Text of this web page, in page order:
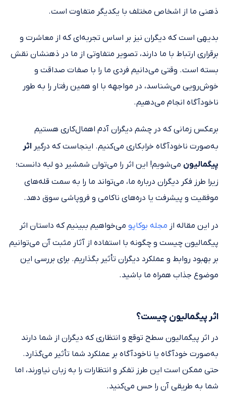
ذهنی ما از اشخاص مختلف با یکدیگر متفاوت است.
بدیهی است که دیگران نیز بر اساس تجربه‌ای که از معاشرت و
برقراری ارتباط با ما دارند، تصویر متفاوتی از ما در ذهنشان نقش
بسته است. وقتی می‌دانیم فردی ما را با صفات صداقت و
خوش‌رویی می‌شناسد، در مواجهه با او همین رفتار را به طور
ناخودآگاه انجام می‌دهیم.
برعکس زمانی که در چشم دیگران آدم اهمال‌کاری هستیم
به‌صورت ناخودآگاه خرابکاری می‌کنیم. اینجاست که درگیر اثر
پیگمالیون می‌شویم! این اثر را می‌توان شمشیر دو لبه دانست؛
زیرا طرز فکر دیگران درباره ما، می‌تواند ما را به سمت قله‌های
موفقیت و پیشرفت یا دره‌های ناکامی و فروپاشی سوق دهد.
در این مقاله از مجله بوکاپو می‌خواهیم ببینیم که داستان اثر
پیگمالیون چیست و چگونه با استفاده از آثار مثبت آن می‌توانیم
بر بهبود روابط و عملکرد دیگران تأثیر بگذاریم. برای بررسی این
موضوع جذاب همراه ما باشید.
اثر پیگمالیون چیست؟
در اثر پیگمالیون سطح توقع و انتظاری که دیگران از شما دارند
به‌صورت خودآگاه یا ناخودآگاه بر عملکرد شما تأثیر می‌گذارد.
حتی ممکن است این طرز تفکر و انتظارات را به زبان نیاورند، اما
شما به طریقی آن را حس می‌کنید.